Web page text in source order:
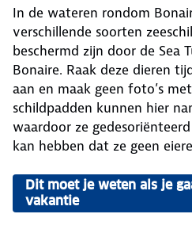
In de wateren rondom
verschillende soorten
beschermd zijn door de Sea
Bonaire. Raak deze dieren
aan en maak geen foto’s
schildpadden kunnen hier
waardoor ze
kan hebben dat ze geen
Dit moet je weten als je
vakantie